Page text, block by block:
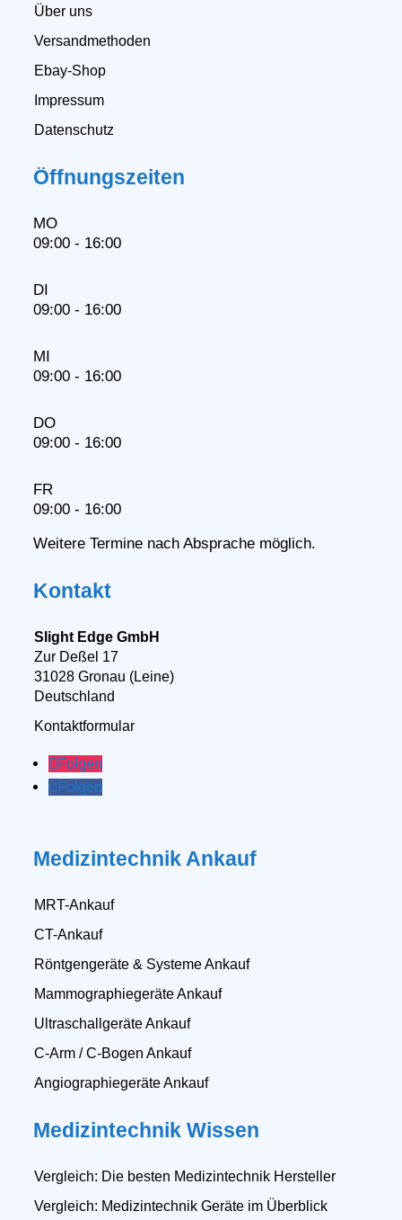
Über uns
Versandmethoden
Ebay-Shop
Impressum
Datenschutz
Öffnungszeiten
MO
09:00 - 16:00
DI
09:00 - 16:00
MI
09:00 - 16:00
DO
09:00 - 16:00
FR
09:00 - 16:00
Weitere Termine nach Absprache möglich.
Kontakt
Slight Edge GmbH
Zur Deßel 17
31028 Gronau (Leine)
Deutschland
Kontaktformular
Folgen
Folgen
Medizintechnik Ankauf
MRT-Ankauf
CT-Ankauf
Röntgengeräte & Systeme Ankauf
Mammographiegeräte Ankauf
Ultraschallgeräte Ankauf
C-Arm / C-Bogen Ankauf
Angiographiegeräte Ankauf
Medizintechnik Wissen
Vergleich: Die besten Medizintechnik Hersteller
Vergleich: Medizintechnik Geräte im Überblick